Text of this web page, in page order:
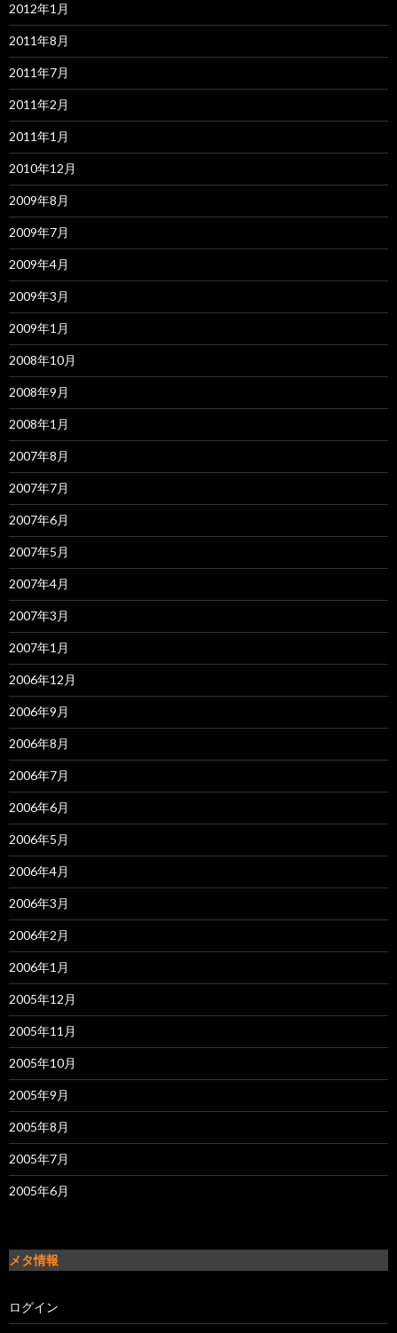
2012年1月
2011年8月
2011年7月
2011年2月
2011年1月
2010年12月
2009年8月
2009年7月
2009年4月
2009年3月
2009年1月
2008年10月
2008年9月
2008年1月
2007年8月
2007年7月
2007年6月
2007年5月
2007年4月
2007年3月
2007年1月
2006年12月
2006年9月
2006年8月
2006年7月
2006年6月
2006年5月
2006年4月
2006年3月
2006年2月
2006年1月
2005年12月
2005年11月
2005年10月
2005年9月
2005年8月
2005年7月
2005年6月
メタ情報
ログイン